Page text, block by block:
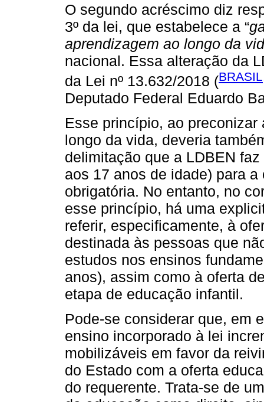
O segundo acréscimo diz
3º da lei, que estabelece a “
aprendizagem ao longo da
nacional. Essa alteração da
da Lei nº 13.632/2018 (
Deputado Federal Eduardo
Esse princípio, ao
longo da vida, deveria
delimitação que a LDBEN
aos 17 anos de idade) para
obrigatória. No entanto, no
esse princípio, há uma
referir, especificamente, à
destinada às pessoas que
estudos nos ensinos
anos), assim como à oferta
etapa de educação infantil.
Pode-se considerar que, em
ensino incorporado à lei
mobilizáveis em favor da
do Estado com a oferta
do requerente. Trata-se de